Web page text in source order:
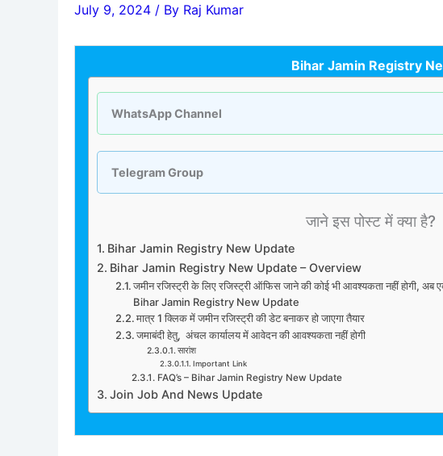
July 9, 2024 / By Raj Kumar
Bihar Jamin Registry
WhatsApp Channel
Telegram Group
जाने इस पोस्ट में क्या है?
Bihar Jamin Registry New Update
Bihar Jamin Registry New Update – Overview
जमीन रजिस्ट्री के लिए रजिस्ट्री ऑफिस जाने की कोई भी आवश्यकता नहीं होगी, अब
Bihar Jamin Registry New Update
मात्र 1 क्लिक में जमीन रजिस्ट्री की डेट बनाकर हो जाएगा तैयार
जमाबंदी हेतु, अंचल कार्यालय में आवेदन की आवश्यकता नहीं होगी
सारांश
Important Link
FAQ’s – Bihar Jamin Registry New Update
Join Job And News Update